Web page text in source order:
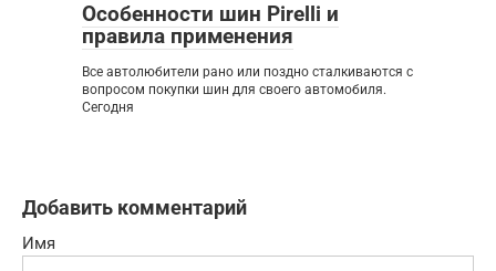
Особенности шин Pirelli и
правила применения
Все автолюбители рано или поздно сталкиваются с
вопросом покупки шин для своего автомобиля.
Сегодня
Добавить комментарий
Имя